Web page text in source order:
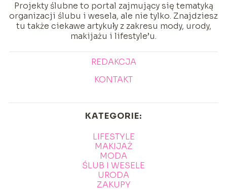
Projekty ślubne to portal zajmujący się tematyką
organizacji ślubu i wesela, ale nie tylko. Znajdziesz
tu także ciekawe artykuły z zakresu mody, urody,
makijażu i lifestyle’u.
REDAKCJA
KONTAKT
KATEGORIE:
LIFESTYLE
MAKIJAŻ
MODA
ŚLUB I WESELE
URODA
ZAKUPY